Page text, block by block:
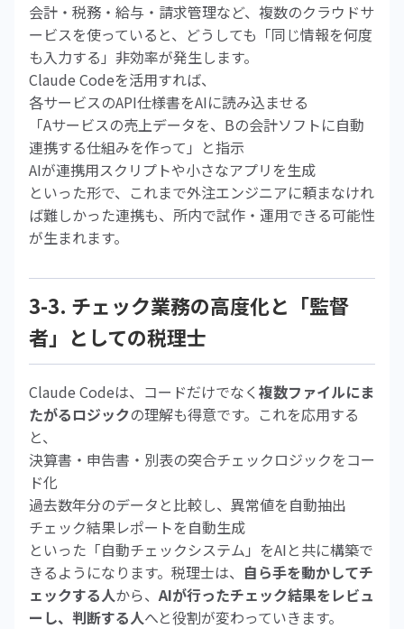
会計・税務・給与・請求管理など、複数のクラウドサ
ービスを使っていると、どうしても「同じ情報を何度
も入力する」非効率が発生します。
Claude Codeを活用すれば、
各サービスのAPI仕様書をAIに読み込ませる
「Aサービスの売上データを、Bの会計ソフトに自動
連携する仕組みを作って」と指示
AIが連携用スクリプトや小さなアプリを生成
といった形で、これまで外注エンジニアに頼まなけれ
ば難しかった連携も、所内で試作・運用できる可能性
が生まれます。
3-3. チェック業務の高度化と「監督
者」としての税理士
Claude Codeは、コードだけでなく複数ファイルにま
たがるロジックの理解も得意です。これを応用する
と、
決算書・申告書・別表の突合チェックロジックをコー
ド化
過去数年分のデータと比較し、異常値を自動抽出
チェック結果レポートを自動生成
といった「自動チェックシステム」をAIと共に構築で
きるようになります。税理士は、 自ら手を動かしてチ
ェックする人から、AIが行ったチェック結果をレビュ
ーし、判断する人へと役割が変わっていきます。